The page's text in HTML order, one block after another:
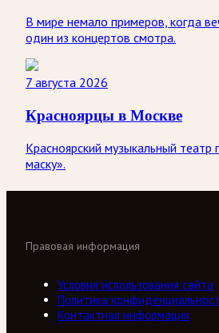
В мире немало примеров, когда
один из концертов смотра.
7 августа 2026
Красноярцы в Москве
Красноярский музыкальный
маску».
Правовая информация
Условия использования сайта
Политика
Контактная информация